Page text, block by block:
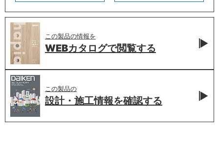
この製品の情報を
WEBカタログで閲覧する
この製品の
設計・施工情報を確認する